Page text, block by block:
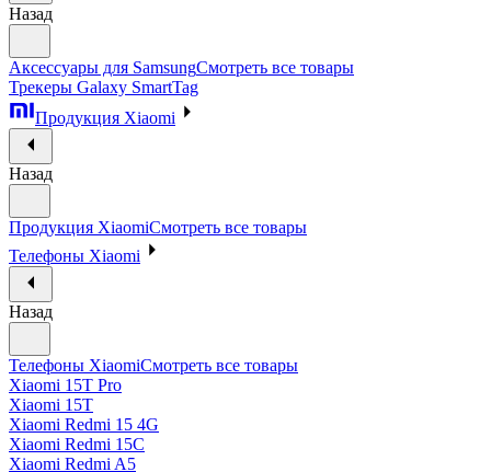
Назад
Аксессуары для SamsungСмотреть все товары
Трекеры Galaxy SmartTag
Продукция Xiaomi
Назад
Продукция XiaomiСмотреть все товары
Телефоны Xiaomi
Назад
Телефоны XiaomiСмотреть все товары
Xiaomi 15T Pro
Xiaomi 15T
Xiaomi Redmi 15 4G
Xiaomi Redmi 15C
Xiaomi Redmi A5